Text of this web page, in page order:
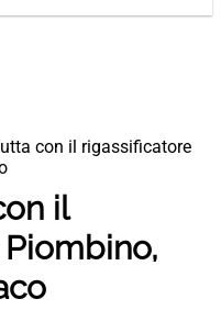
con il rigassificatore
il